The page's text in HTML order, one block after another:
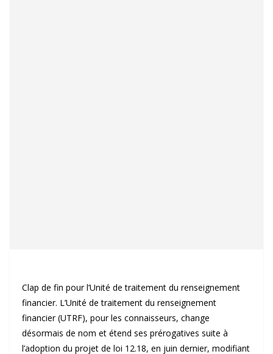
Clap de fin pour l’Unité de traitement du renseignement
financier. L’Unité de traitement du renseignement
financier (UTRF), pour les connaisseurs, change
désormais de nom et étend ses prérogatives suite à
l’adoption du projet de loi 12.18, en juin dernier, modifiant